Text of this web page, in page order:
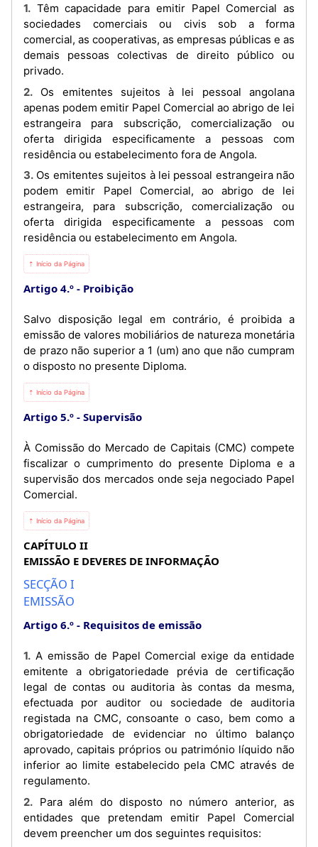
1. Têm capacidade para emitir Papel Comercial as
sociedades comerciais ou civis sob a forma
comercial, as cooperativas, as empresas públicas e as
demais pessoas colectivas de direito público ou
privado.
2. Os emitentes sujeitos à lei pessoal angolana
apenas podem emitir Papel Comercial ao abrigo de lei
estrangeira para subscrição, comercialização ou
oferta dirigida especificamente a pessoas com
residência ou estabelecimento fora de Angola.
3. Os emitentes sujeitos à lei pessoal estrangeira não
podem emitir Papel Comercial, ao abrigo de lei
estrangeira, para subscrição, comercialização ou
oferta dirigida especificamente a pessoas com
residência ou estabelecimento em Angola.
⇡ Início da Página
Artigo 4.º Proibição
Salvo disposição legal em contrário, é proibida a
emissão de valores mobiliários de natureza monetária
de prazo não superior a 1 (um) ano que não cumpram
o disposto no presente Diploma.
⇡ Início da Página
Artigo 5.º Supervisão
À Comissão do Mercado de Capitais (CMC) compete
fiscalizar o cumprimento do presente Diploma e a
supervisão dos mercados onde seja negociado Papel
Comercial.
⇡ Início da Página
CAPÍTULO II
EMISSÃO E DEVERES DE INFORMAÇÃO
SECÇÃO I
EMISSÃO
Artigo 6.º Requisitos de emissão
1. A emissão de Papel Comercial exige da entidade
emitente a obrigatoriedade prévia de certificação
legal de contas ou auditoria às contas da mesma,
efectuada por auditor ou sociedade de auditoria
registada na CMC, consoante o caso, bem como a
obrigatoriedade de evidenciar no último balanço
aprovado, capitais próprios ou património líquido não
inferior ao limite estabelecido pela CMC através de
regulamento.
2. Para além do disposto no número anterior, as
entidades que pretendam emitir Papel Comercial
devem preencher um dos seguintes requisitos: